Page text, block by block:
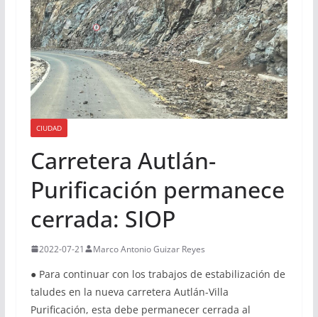
CIUDAD
Carretera Autlán-
Purificación permanece
cerrada: SIOP
2022-07-21 Marco Antonio Guizar Reyes
● Para continuar con los trabajos de estabilización de
taludes en la nueva carretera Autlán-Villa
Purificación, esta debe permanecer cerrada al